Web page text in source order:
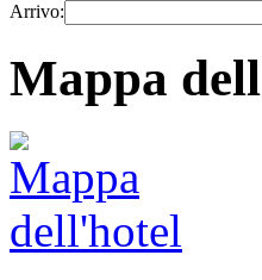
Arrivo:
Mappa